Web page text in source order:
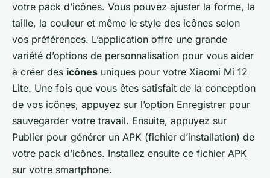
votre pack d’icônes. Vous pouvez ajuster la forme, la
taille, la couleur et même le style des icônes selon
vos préférences. L’application offre une grande
variété d’options de personnalisation pour vous aider
à créer des icônes uniques pour votre Xiaomi Mi 12
Lite. Une fois que vous êtes satisfait de la conception
de vos icônes, appuyez sur l’option Enregistrer pour
sauvegarder votre travail. Ensuite, appuyez sur
Publier pour générer un APK (fichier d’installation) de
votre pack d’icônes. Installez ensuite ce fichier APK
sur votre smartphone.